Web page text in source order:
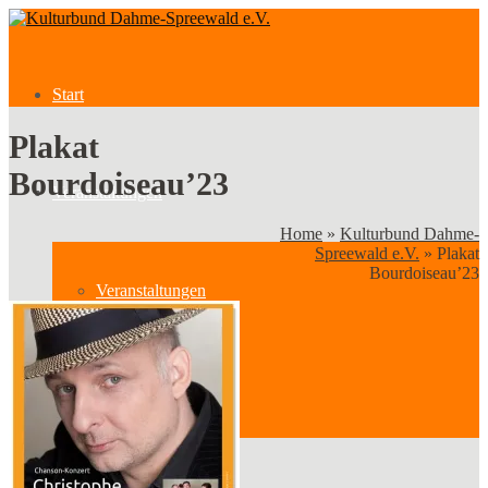
Start
Veranstaltungen
Veranstaltungen
Kategorien
Plakat
Bourdoiseau’23
Home » Kulturbund Dahme-
Spreewald e.V. » Plakat
Bourdoiseau’23